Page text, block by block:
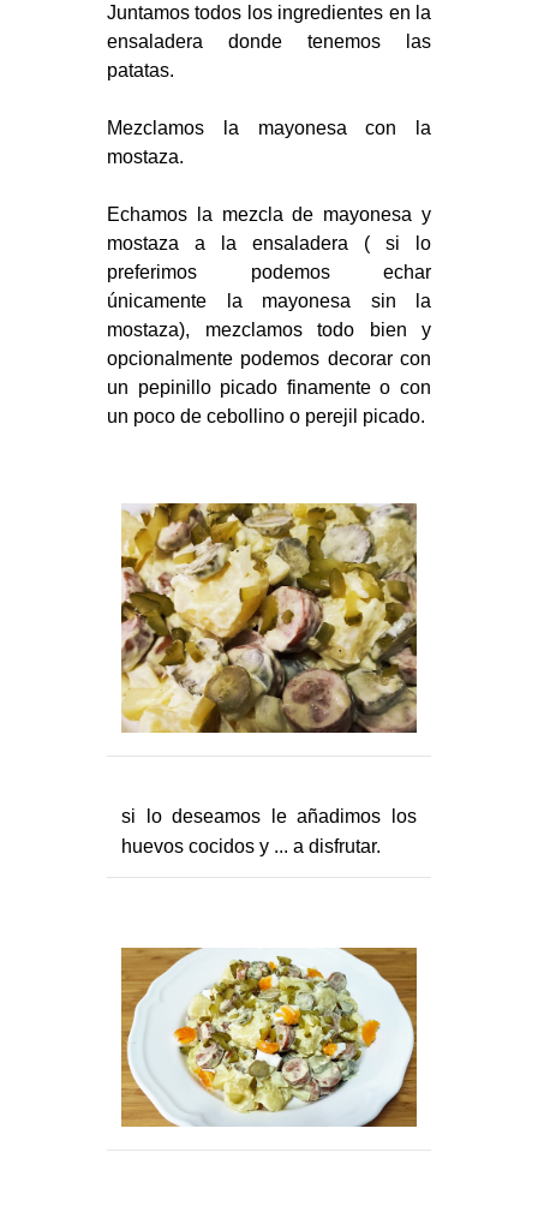
Juntamos todos los ingredientes en la
ensaladera donde tenemos las
patatas.
Mezclamos la mayonesa con la
mostaza.
Echamos la mezcla de mayonesa y
mostaza a la ensaladera ( si lo
preferimos podemos echar
únicamente la mayonesa sin la
mostaza), mezclamos todo bien y
opcionalmente podemos decorar con
un pepinillo picado finamente o con
un poco de cebollino o perejil picado.
si lo deseamos le añadimos los
huevos cocidos y ... a disfrutar.